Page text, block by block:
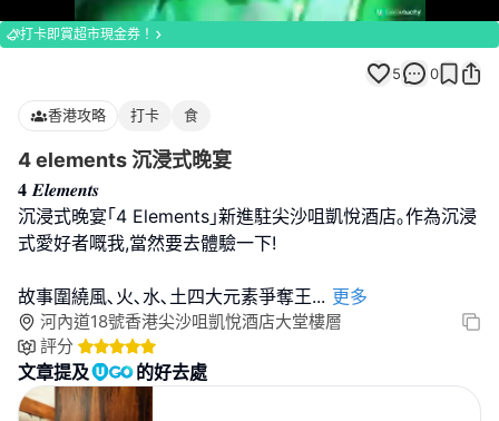
Loaded
100.00%
打卡即賞超市現金券！
5 0
香港攻略 打卡 食
4 elements 沉浸式晚宴
𝟒 𝑬𝒍𝒆𝒎𝒆𝒏𝒕𝒔
沉浸式晚宴｢4 Elements｣新進駐尖沙咀凱悅酒店｡作為沉浸
式愛好者嘅我,當然要去體驗一下!
故事圍繞風､火､水､土四大元素爭奪王... 更多
河內道18號香港尖沙咀凱悅酒店大堂樓層
評分
文章提及 的好去處